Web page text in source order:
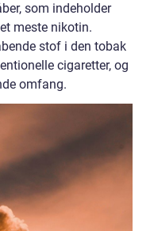
som indeholder
meste nikotin.
stof i den tobak
cigaretter, og
omfang.